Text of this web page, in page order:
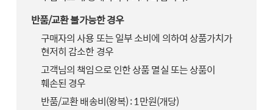
반품/교환 불가능한 경우
구매자의 사용 또는 일부 소비에 의하여 상품가치가
현저히 감소한 경우
고객님의 책임으로 인한 상품 멸실 또는 상품이
훼손된 경우
반품/교환 배송비(왕복) : 1만원(개당)